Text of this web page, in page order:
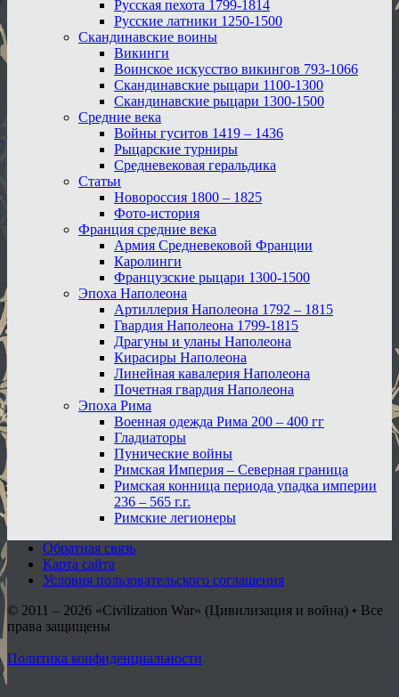
Русская пехота 1799-1814
Русские латники 1250-1500
Скандинавские воины
Викинги
Воинское искусство викингов 793-1066
Скандинавские рыцари 1100-1300
Скандинавские рыцари 1300-1500
Средние века
Войны гуситов 1419 – 1436
Рыцарские турниры
Средневековая геральдика
Статьи
Новороссия 1800 – 1825
Фото-история
Франция средние века
Армия Средневековой Франции
Каролинги
Французские рыцари 1300-1500
Эпоха Наполеона
Артиллерия Наполеона 1792 – 1815
Гвардия Наполеона 1799-1815
Драгуны и уланы Наполеона
Кирасиры Наполеона
Линейная кавалерия Наполеона
Почетная гвардия Наполеона
Эпоха Рима
Военная одежда Рима 200 – 400 гг
Гладиаторы
Пунические войны
Римская Империя – Северная граница
Римская конница периода упадка империи
236 – 565 г.г.
Римские легионеры
Обратная связь
Карта сайта
Условия пользовательского соглашения
© 2011 – 2026 «Civilization War» (Цивилизация и война) • Все
права защищены
Политика конфиденциальности